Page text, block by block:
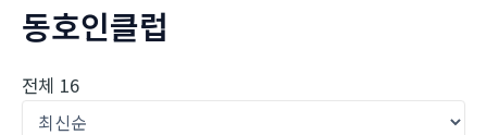
동호인클럽
전체 16